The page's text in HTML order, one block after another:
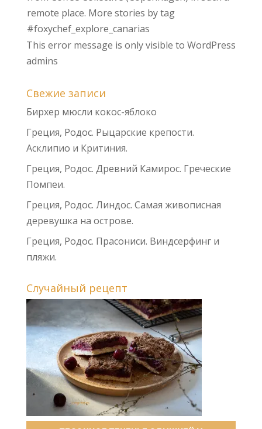
This error message is only visible to WordPress
admins
Свежие записи
Бирхер мюсли кокос-яблоко
Греция, Родос. Рыцарские крепости.
Асклипио и Критиния.
Греция, Родос. Древний Камирос. Греческие
Помпеи.
Греция, Родос. Линдос. Самая живописная
деревушка на острове.
Греция, Родос. Прасониси. Виндсерфинг и
пляжи.
Случайный рецепт